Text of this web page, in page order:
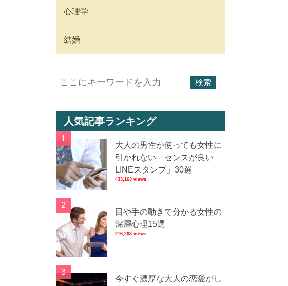
心理学
結婚
人気記事ランキング
大人の男性が使っても女性に
引かれない「センスが良い
LINEスタンプ」30選
433,163 views
目や手の動きで分かる女性の
深層心理15選
216,203 views
今すぐ濃厚な大人の恋愛がし